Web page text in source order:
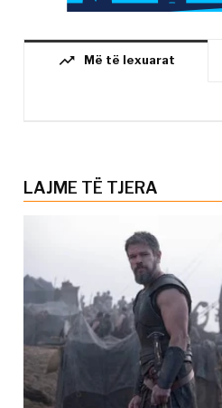
trending_up Më të lexuarat
LAJME TË TJERA